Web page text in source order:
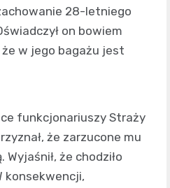
28-letniego
on bowiem
w jego bagażu jest
funkcjonariuszy Straży
że zarzucone mu
Wyjaśnił, że chodziło
konsekwencji,